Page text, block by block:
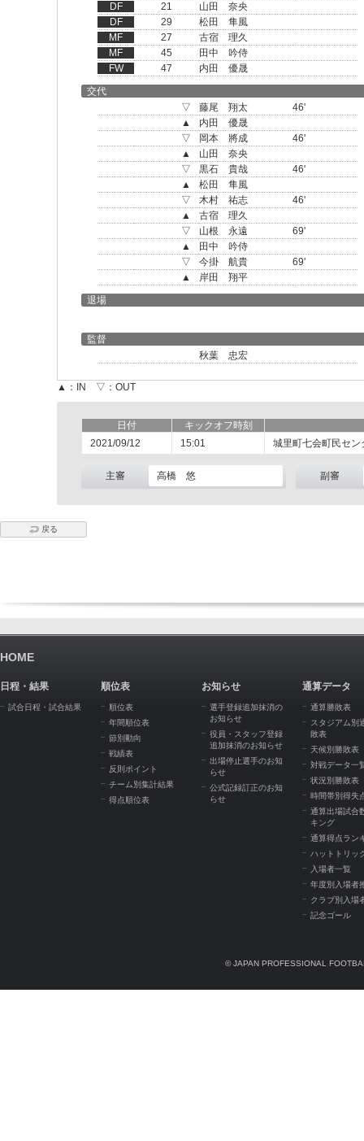
DF
21
山田 奈央
DF
29
松田 隼風
MF
27
古宿 理久
MF
45
田中 吟侍
FW
47
内田 優晟
交代
▽
藤尾 翔太
46'
▲
内田 優晟
▽
岡本 將成
46'
▲
山田 奈央
▽
黒石 貴哉
46'
▲
松田 隼風
▽
木村 祐志
46'
▲
古宿 理久
▽
山根 永遠
69'
▲
田中 吟侍
▽
今掛 航貴
69'
▲
岸田 翔平
退場
監督
秋葉 忠宏
▲：IN ▽：OUT
日付 キックオフ時刻
2021/09/12
15:01 城里町七会町民セ
主審 高橋 悠 副審
戻る
HOME
日程・結果
試合日程・試合結果
順位表
順位表
年間順位表
節別動向
戦績表
反則ポイント
チーム別集計結果
得点順位表
お知らせ
選手登録追加抹消の
お知らせ
役員・スタッフ登録
追加抹消のお知らせ
出場停止選手のお知
らせ
公式記録訂正のお知
らせ
通算データ
通算勝敗表
スタジアム別
敗表
天候別勝敗表
対戦データ一
状況別勝敗表
時間帯別得失
通算出場試合
キング
通算得点ラン
ハットトリッ
入場者一覧
年度別入場者
クラブ別入場
記念ゴール
© JAPAN PROFESSIONAL